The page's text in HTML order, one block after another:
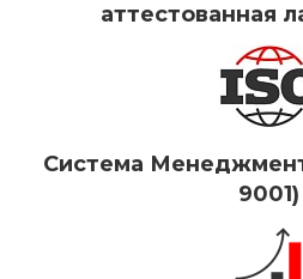
аттестованная
Система
9001)